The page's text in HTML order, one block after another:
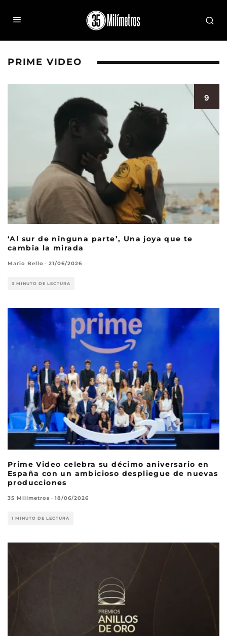
PRIME VIDEO
9
‘Al sur de ninguna parte’, Una joya que te
cambia la mirada
Mario Bello · 21/06/2026
3 MINUTO DE LECTURA
Prime Video celebra su décimo aniversario en
España con un ambicioso despliegue de nuevas
producciones
35 Milímetros · 18/06/2026
1 MINUTO DE LECTURA